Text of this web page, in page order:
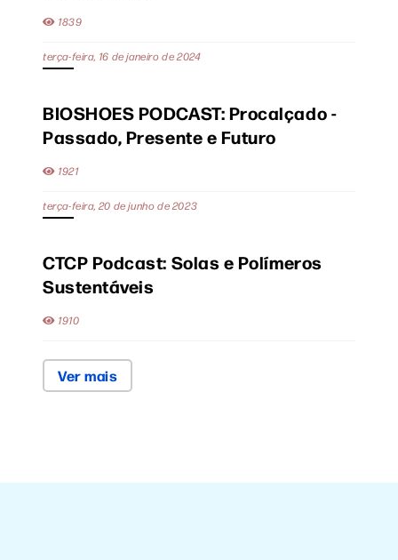
1839
terça-feira, 16 de janeiro de 2024
BIOSHOES PODCAST: Procalçado -
Passado, Presente e Futuro
1921
terça-feira, 20 de junho de 2023
CTCP Podcast: Solas e Polímeros
Sustentáveis
1910
Ver mais